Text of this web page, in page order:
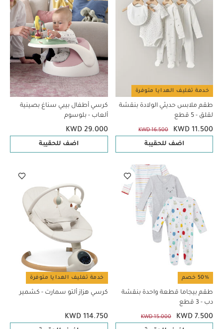
خدمة تغليف الهدايا متوفرة
طقم ملابس حديثي الولادة بنقشة
لقلق - 5 قطع
KWD 11.500
KWD 16.500
اضف للحقيبة
كرسي أطفال بيبي سناغ بصينية
ألعاب - بلوسوم
KWD 29.000
اضف للحقيبة
50% خصم
طقم بيجاما قطعة واحدة بنقشة
دب - 3 قطع
KWD 7.500
KWD 15.000
خدمة تغليف الهدايا متوفرة
كرسي هزاز ألتو سمارت - كشمير
KWD 114.750